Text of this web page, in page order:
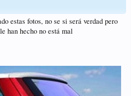
estas fotos, no se si será verdad pero
han hecho no está mal